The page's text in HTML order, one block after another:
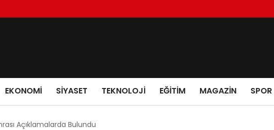
EKONOMI SIYASET TEKNOLOJI EĞITIM MAGAZIN SPOR
Açıklamalarda Bulundu